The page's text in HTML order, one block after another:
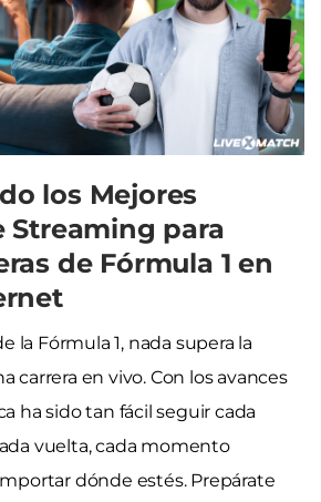
los Mejores
Streaming para
de Fórmula 1 en
la Fórmula 1, nada supera la
carrera en vivo. Con los avances
ha sido tan fácil seguir cada
vuelta, cada momento
dónde estés. Prepárate